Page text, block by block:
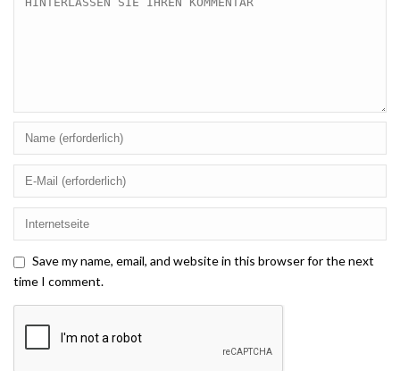
Save my name, email, and website in this browser for the next
time I comment.